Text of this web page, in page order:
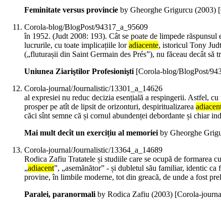
Feminitate versus provincie by Gheorghe Grigurcu (2003)
Corola-blog/BlogPost/94317_a_95609
în 1952. (Judt 2008: 193). Cât se poate de limpede
lucrurile, cu toate implicațiile loradiacente, istoricul Tony
(„fluturașii din Saint Germain des Prés”), nu făceau decât
Uniunea Ziariştilor Profesionişti [Corola-blog/BlogPost/
Corola-journal/Journalistic/13301_a_14626
al expresiei nu reduc decizia esențială a respingerii. Astfel,
prosper pe atît de lipsit de orizonturi, despiritualizarea
căci sînt semne că și cornul abundenței debordante și chiar
Mai mult decît un exercițiu al memorieiby Gheorghe
Corola-journal/Journalistic/13364_a_14689
Rodica Zafiu Tratatele și studiile care se ocupă de formarea
„adiacent”, „asemănător” - și dubletul său familiar, identic
provine, în limbile moderne, tot din greacă, de unde a fost
Paralei, paranormaliby Rodica Zafiu (2003) [Corola-